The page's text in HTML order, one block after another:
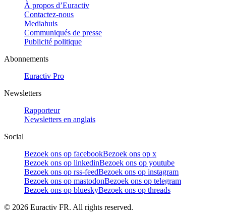
À propos d’Euractiv
Contactez-nous
Mediahuis
Communiqués de presse
Publicité politique
Abonnements
Euractiv Pro
Newsletters
Rapporteur
Newsletters en anglais
Social
Bezoek ons op facebookBezoek ons op x
Bezoek ons op linkedinBezoek ons op youtube
Bezoek ons op rss-feedBezoek ons op instagram
Bezoek ons op mastodonBezoek ons op telegram
Bezoek ons op blueskyBezoek ons op threads
© 2026 Euractiv FR. All rights reserved.